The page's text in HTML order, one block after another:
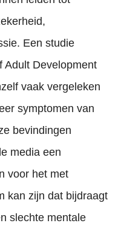
Een studie
Adult Development
vaak vergeleken
symptomen van
bevindingen
media een
voor het met
kan zijn dat bijdraagt
slechte mentale